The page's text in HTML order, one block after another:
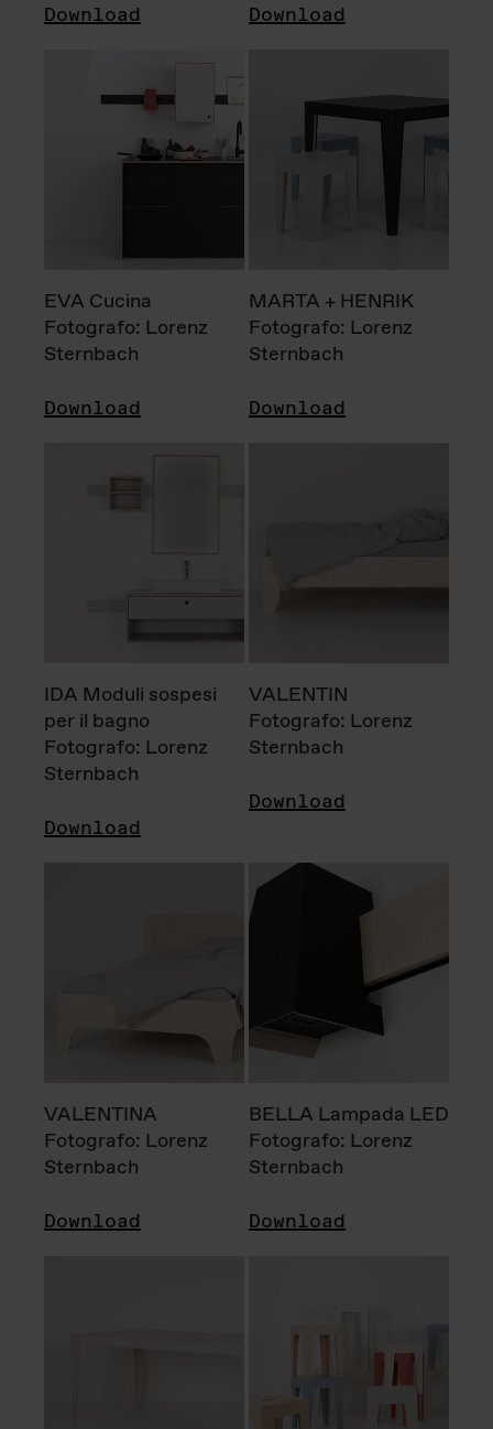
Download Download
EVA Cucina
Fotografo: Lorenz
Sternbach
Download
MARTA + HENRIK
Fotografo: Lorenz
Sternbach
Download
IDA Moduli sospesi
per il bagno
Fotografo: Lorenz
Sternbach
Download
VALENTIN
Fotografo: Lorenz
Sternbach
Download
VALENTINA
Fotografo: Lorenz
Sternbach
Download
BELLA Lampada LED
Fotografo: Lorenz
Sternbach
Download